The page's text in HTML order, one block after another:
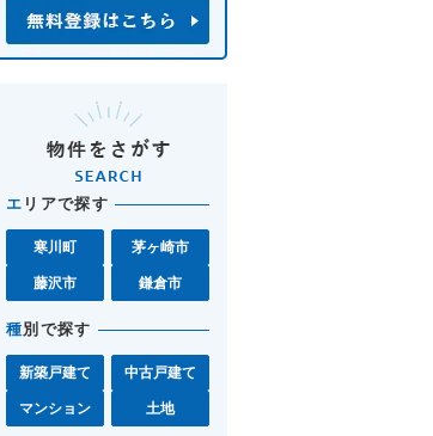
エ リアで探す
寒川町 茅ヶ崎市
藤沢市 鎌倉市
種別で探す
新築戸建て 中古戸建て
マンション 土地